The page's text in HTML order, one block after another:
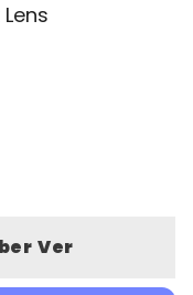
Ver